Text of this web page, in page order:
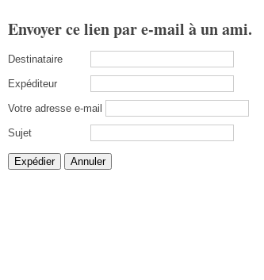
Envoyer ce lien par e-mail à un ami.
Destinataire
Expéditeur
Votre adresse e-mail
Sujet
Expédier Annuler